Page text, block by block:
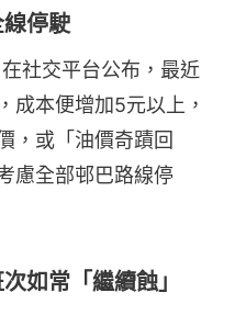
停駛
社交平台公布，最近
成本便增加5元以上，
，或「油價奇蹟回
慮全部邨巴路線停
如常「繼續蝕」